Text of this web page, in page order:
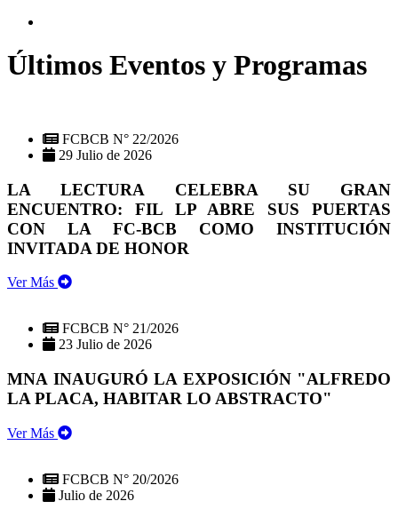
Últimos Eventos y Programas
FCBCB N° 22/2026
29 Julio de 2026
LA LECTURA CELEBRA SU GRAN
ENCUENTRO: FIL LP ABRE SUS PUERTAS
CON LA FC-BCB COMO INSTITUCIÓN
INVITADA DE HONOR
Ver Más
FCBCB N° 21/2026
23 Julio de 2026
MNA INAUGURÓ LA EXPOSICIÓN "ALFREDO
LA PLACA, HABITAR LO ABSTRACTO"
Ver Más
FCBCB N° 20/2026
Julio de 2026